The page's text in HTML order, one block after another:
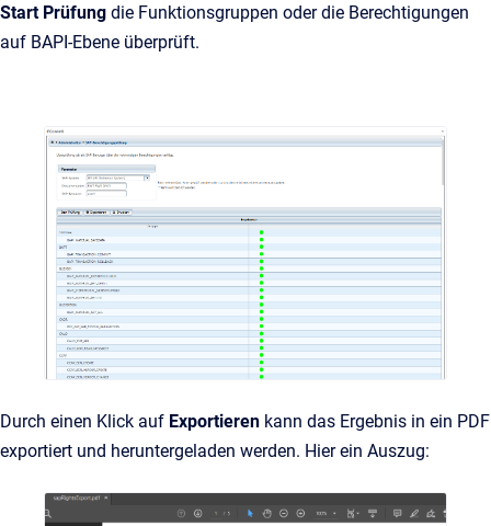
Start Prüfung die Funktionsgruppen oder die Berechtigungen
auf BAPI-Ebene überprüft.
Durch einen Klick auf Exportieren kann das Ergebnis in ein PDF
exportiert und heruntergeladen werden. Hier ein Auszug: